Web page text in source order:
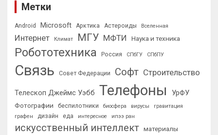
Метки
Android Microsoft Арктика Астероиды Вселенная
Интернет Климат МГУ МФТИ Наука и техника
Робототехника Россия СПбГУ СПбПУ
Связь Совет Федерации Софт Строительство
Телескоп Джеймс Уэбб Телефоны УрФУ
Фотографии беспилотники биосфера вирусы
гравитация
графен
дизайн еда интересное ипээ ран
искусственный интеллект материалы